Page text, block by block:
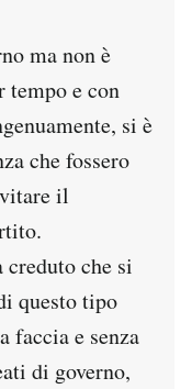
ma non è
tempo e con
si è
che fossero
il
che si
questo tipo
faccia e senza
di governo,